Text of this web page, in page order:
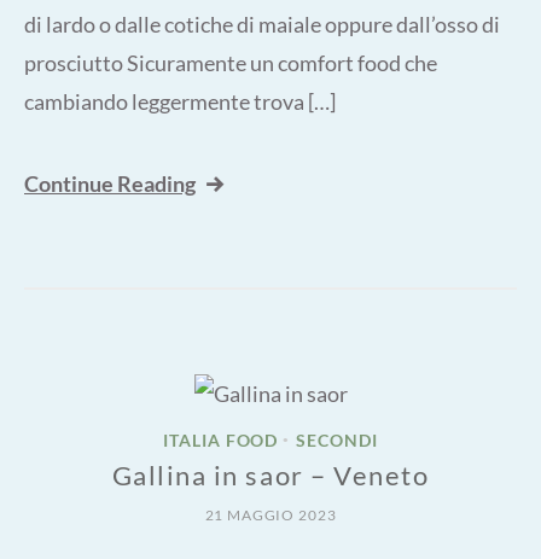
di lardo o dalle cotiche di maiale oppure dall’osso di
prosciutto Sicuramente un comfort food che
cambiando leggermente trova […]
Continue Reading
ITALIA FOOD • SECONDI
Gallina in saor – Veneto
21 MAGGIO 2023